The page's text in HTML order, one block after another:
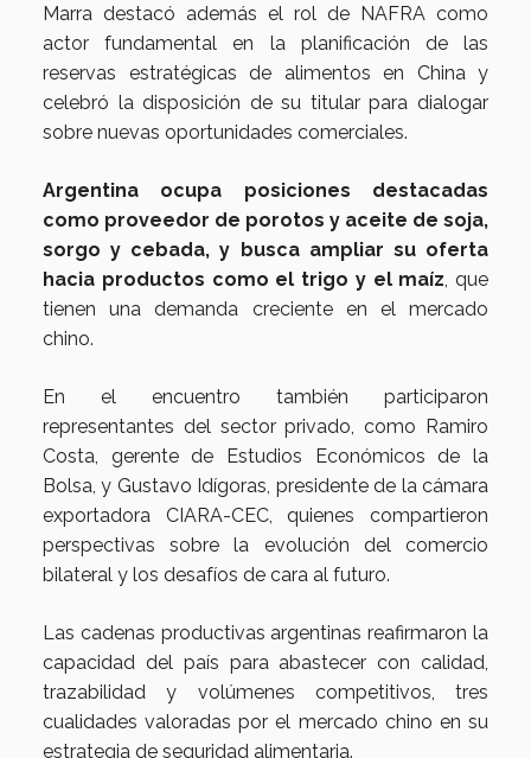
Marra destacó además el rol de NAFRA como
actor fundamental en la planificación de las
reservas estratégicas de alimentos en China y
celebró la disposición de su titular para dialogar
sobre nuevas oportunidades comerciales.
Argentina ocupa posiciones destacadas
como proveedor de porotos y aceite de soja,
sorgo y cebada, y busca ampliar su oferta
hacia productos como el trigo y el maíz , que
tienen una demanda creciente en el mercado
chino.
En el encuentro también participaron
representantes del sector privado, como Ramiro
Costa, gerente de Estudios Económicos de la
Bolsa, y Gustavo Idígoras, presidente de la cámara
exportadora CIARA-CEC, quienes compartieron
perspectivas sobre la evolución del comercio
bilateral y los desafíos de cara al futuro.
Las cadenas productivas argentinas reafirmaron la
capacidad del país para abastecer con calidad,
trazabilidad y volúmenes competitivos, tres
cualidades valoradas por el mercado chino en su
estrategia de seguridad alimentaria.